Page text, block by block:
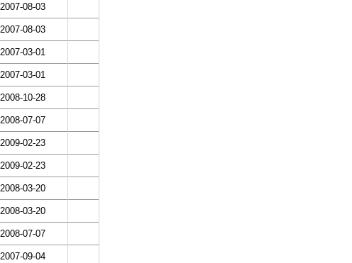
2007-08-03
2007-08-03
2007-03-01
2007-03-01
2008-10-28
2008-07-07
2009-02-23
2009-02-23
2008-03-20
2008-03-20
2008-07-07
2007-09-04